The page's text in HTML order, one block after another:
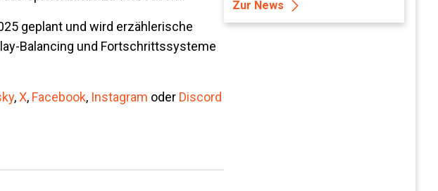
geplant und wird erzählerische
Balancing und Fortschrittssysteme
,X, Facebook, Instagram oder Discord
Preisgeld von 95.000 US-
Zur News